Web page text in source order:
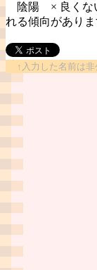
陰陽 × 良くな
れる傾向がありま
↑入力した名前は非